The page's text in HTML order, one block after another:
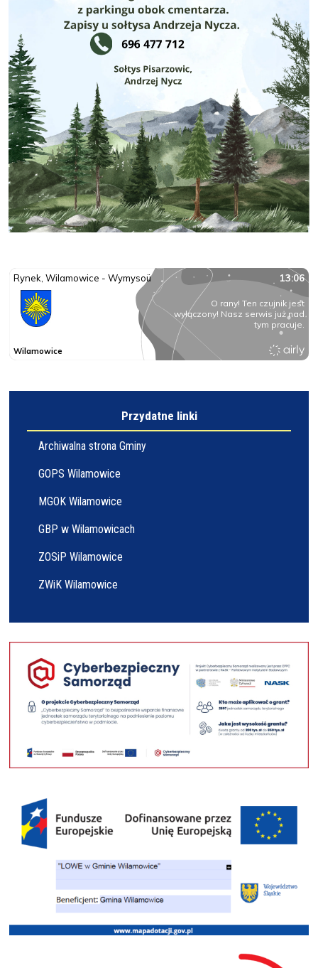
Przydatne linki
Archiwalna strona Gminy
GOPS Wilamowice
MGOK Wilamowice
GBP w Wilamowicach
ZOSiP Wilamowice
ZWiK Wilamowice